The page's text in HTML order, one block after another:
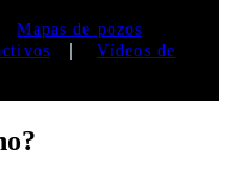
Mapas de pozos
|
Vídeos de